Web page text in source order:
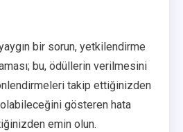
bir sorun, yetkilendirme
bu, ödüllerin verilmesini
takip ettiğinizden
gösteren hata
emin olun.